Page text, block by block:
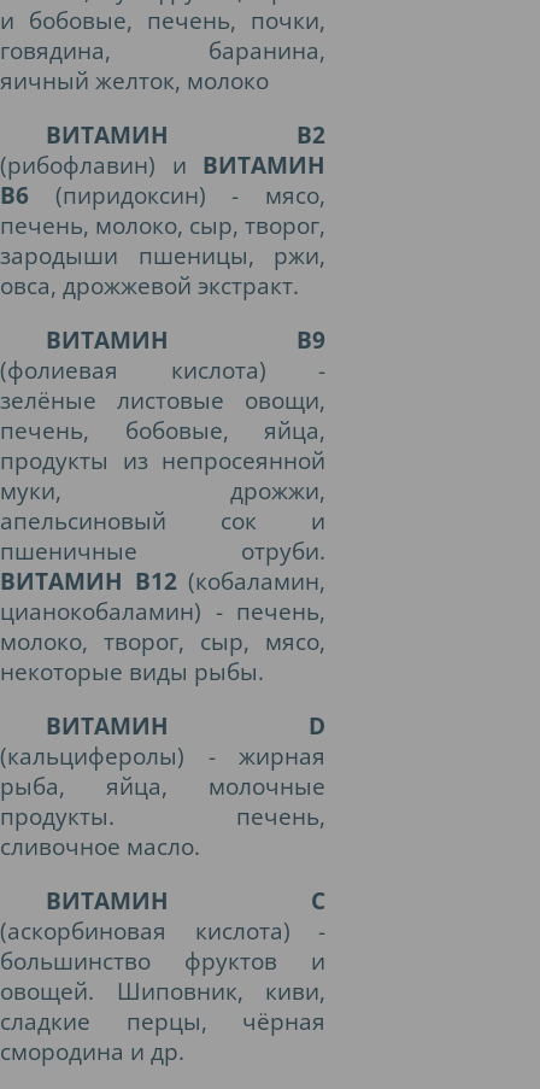
и бобовые, печень, почки,
говядина, баранина,
яичный желток, молоко
ВИТАМИН В2
(рибофлавин) и ВИТАМИН
В6 (пиридоксин) - мясо,
печень, молоко, сыр, творог,
зародыши пшеницы, ржи,
овса, дрожжевой экстракт.
ВИТАМИН В9
(фолиевая кислота) -
зелёные листовые овощи,
печень, бобовые, яйца,
продукты из непросеянной
муки, дрожжи,
апельсиновый сок и
пшеничные отруби.
ВИТАМИН В12(кобаламин,
цианокобаламин) - печень,
молоко, творог, сыр, мясо,
некоторые виды рыбы.
ВИТАМИН D
(кальциферолы) - жирная
рыба, яйца, молочные
продукты. печень,
сливочное масло.
ВИТАМИН С
(аскорбиновая кислота) -
большинство фруктов и
овощей. Шиповник, киви,
сладкие перцы, чёрная
смородина и др.